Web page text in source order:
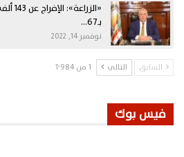
بـ67…
نوفمبر 14, 2022
السابق التالي 1 من 1٬984
فيس بوك